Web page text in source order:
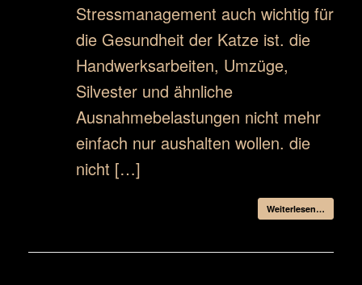
Stressmanagement auch wichtig für
die Gesundheit der Katze ist. die
Handwerksarbeiten, Umzüge,
Silvester und ähnliche
Ausnahmebelastungen nicht mehr
einfach nur aushalten wollen. die
nicht […]
Weiterlesen…